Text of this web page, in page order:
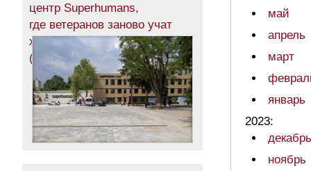
центр Superhumans,
где ветеранов заново учат
ходить, бегать и жить
(фоторепортаж)
май
апрель
март
январь
2023:
декабрь
ноябрь